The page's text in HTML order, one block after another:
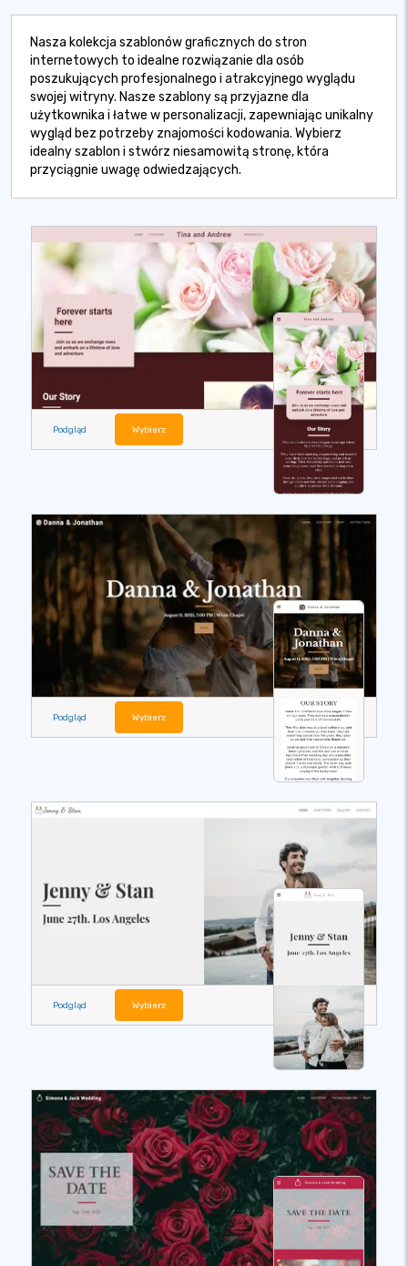
Nasza kolekcja szablonów graficznych do stron
internetowych to idealne rozwiązanie dla osób
poszukujących profesjonalnego i atrakcyjnego wyglądu
swojej witryny. Nasze szablony są przyjazne dla
użytkownika i łatwe w personalizacji, zapewniając unikalny
wygląd bez potrzeby znajomości kodowania. Wybierz
idealny szablon i stwórz niesamowitą stronę, która
przyciągnie uwagę odwiedzających.
Podgląd Wybierz
Podgląd Wybierz
Podgląd Wybierz